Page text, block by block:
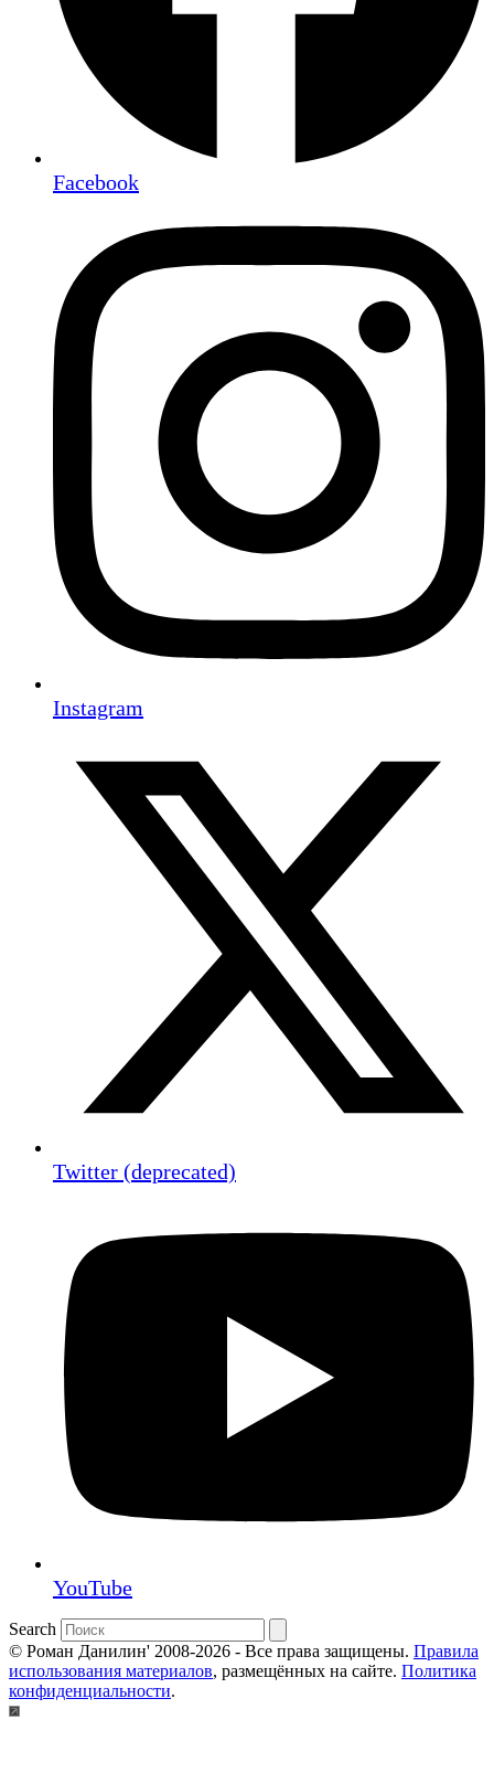
Facebook
Instagram
Twitter (deprecated)
YouTube
Search
© Роман Данилин' 2008-2026 - Все права защищены. Правила
использования материалов, размещённых на сайте. Политика
конфиденциальности.